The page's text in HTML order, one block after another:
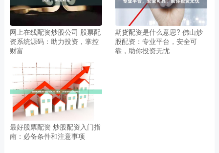
网上在线配资炒股公司 股票配
资系统源码：助力投资，掌控
财富
期货配资是什么意思? 佛山炒
股配资：专业平台，安全可
靠，助你投资无忧
最好股票配资 炒股配资入门指
南：必备条件和注意事项